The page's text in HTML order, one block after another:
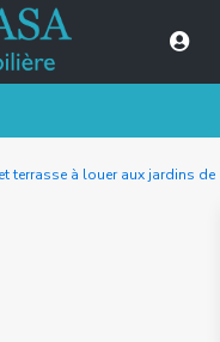
terrasse à louer aux jardins de